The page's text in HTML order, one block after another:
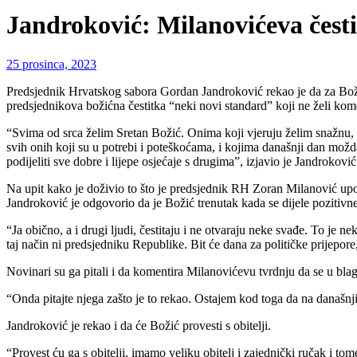
Jandroković: Milanovićeva
25 prosinca, 2023
Predsjednik Hrvatskog sabora Gordan Jandroković rekao je da za
predsjednikova božićna čestitka “neki novi standard” koji ne želi
“Svima od srca želim Sretan Božić. Onima koji vjeruju želim
svih onih koji su u potrebi i poteškoćama, i kojima današnji dan
podijeliti sve dobre i lijepe osjećaje s drugima”, izjavio je
Na upit kako je doživio to što je predsjednik RH Zoran Milanović
Jandroković je odgovorio da je Božić trenutak kada se dijele
“Ja obično, a i drugi ljudi, čestitaju i ne otvaraju neke svađe. To je
taj način ni predsjedniku Republike. Bit će dana za političke
Novinari su ga pitali i da komentira Milanovićevu tvrdnju da se u
“Onda pitajte njega zašto je to rekao. Ostajem kod toga da na
Jandroković je rekao i da će Božić provesti s obitelji.
“Provest ću ga s obitelji, imamo veliku obitelj i zajednički ručak i